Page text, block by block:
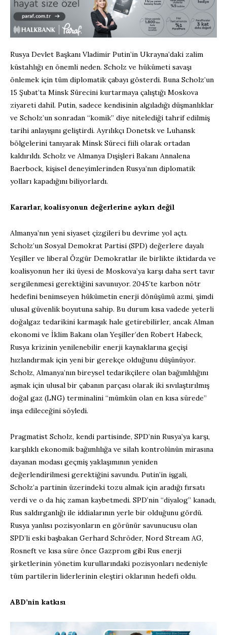
Rusya Devlet Başkanı Vladimir Putin’in Ukrayna’daki zalim
küstahlığı en önemli neden. Scholz ve hükümeti savaşı
önlemek için tüm diplomatik çabayı gösterdi. Buna Scholz’un
15 Şubat’ta Minsk Sürecini kurtarmaya çalıştığı Moskova
ziyareti dahil. Putin, sadece kendisinin algıladığı düşmanlıklar
ve Scholz’un sonradan “komik” diye nitelediği tahrif edilmiş
tarihi anlayışını geliştirdi. Ayrılıkçı Donetsk ve Luhansk
bölgelerini tanıyarak Minsk Süreci fiili olarak ortadan
kaldırıldı. Scholz ve Almanya Dışişleri Bakanı Annalena
Baerbock, kişisel deneyimlerinden Rusya’nın diplomatik
yolları kapadığını biliyorlardı.
Kararlar, koalisyonun değerlerine aykırı değil
Almanya’nın yeni siyaset çizgileri bu devrime yol açtı.
Scholz’un Sosyal Demokrat Partisi (SPD) değerlere dayalı
Yeşiller ve liberal Özgür Demokratlar ile birlikte iktidarda ve
koalisyonun her iki üyesi de Moskova’ya karşı daha sert tavır
sergilenmesi gerektiğini savunuyor. 2045’te karbon nötr
hedefini benimseyen hükümetin enerji dönüşümü azmi, şimdi
ulusal güvenlik boyutuna sahip. Bu durum kısa vadede yeterli
doğalgaz tedarikini karmaşık hale getirebilirler, ancak Alman
ekonomi ve İklim Bakanı olan Yeşiller’den Robert Habeck,
Rusya krizinin yenilenebilir enerji kaynaklarına geçişi
hızlandırmak için yeni bir gerekçe olduğunu düşünüyor.
Scholz, Almanya’nın bireysel tedarikçilere olan bağımlılığını
aşmak için ulusal bir çabanın parçası olarak iki sıvılaştırılmış
doğal gaz (LNG) terminalini “mümkün olan en kısa sürede”
inşa edileceğini söyledi.
Pragmatist Scholz, kendi partisinde, SPD’nin Rusya’ya karşı,
karşılıklı ekonomik bağımlılığa ve silah kontrolünün mirasına
dayanan modası geçmiş yaklaşımının yeniden
değerlendirilmesi gerektiğini savundu. Putin’in işgali,
Scholz’a partinin üzerindeki tozu almak için aradığı fırsatı
verdi ve o da hiç zaman kaybetmedi. SPD’nin “diyalog” kanadı,
Rus saldırganlığı ile iddialarının yerle bir olduğunu gördü.
Rusya yanlısı pozisyonların en görünür savunucusu olan
SPD’li eski başbakan Gerhard Schröder, Nord Stream AG,
Rosneft ve kısa süre önce Gazprom gibi Rus enerji
şirketlerinin yönetim kurullarındaki pozisyonları nedeniyle
tüm partilerin liderlerinin eleştiri oklarının hedefi oldu.
ABD’nin katkısı